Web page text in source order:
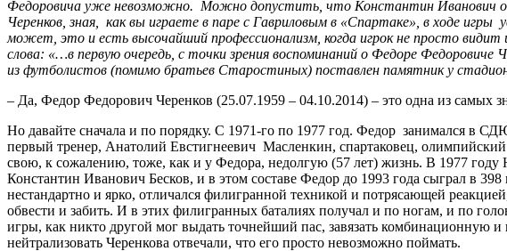
Федоровича уже невозможно. Можно допустить, что Константин Иванович
Черенков, зная, как вы играете в паре с Гавриловым в «Спартаке», в ходе игры
может, это и есть высочайший профессионализм, когда игрок не просто
слова: «…в первую очередь, с точки зрения воспоминаний о Федоре
из футболистов (помимо братьев Старостиных) поставлен памятник у
– Да, Федор Федорович Черенков (25.07.1959 – 04.10.2014) – это одна из самых
Но давайте сначала и по порядку. С 1971-го по 1977 год. Федор занимался в
первый тренер, Анатолий Евстигнеевич Масленкин, спартаковец,
свою, к сожалению, тоже, как и у Федора, недолгую (57 лет) жизнь. В 1977 году
Константин Иванович Бесков, и в этом составе Федор до 1993 года сыграл в
нестандартно и ярко, отличался филигранной техникой и потрясающей
обвести и забить. И в этих филигранных баталиях получал и по ногам, и по
игры, как никто другой мог выдать точнейший пас, завязать комбинационную
нейтрализовать Черенкова отвечали, что его просто невозможно поймать.